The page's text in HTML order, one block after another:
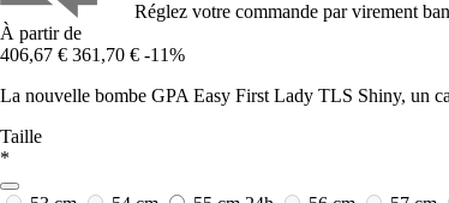
Réglez votre commande par virement
À partir de
406,67 € 361,70 € -11%
La nouvelle bombe GPA Easy First Lady TLS Shiny, un
Taille
*